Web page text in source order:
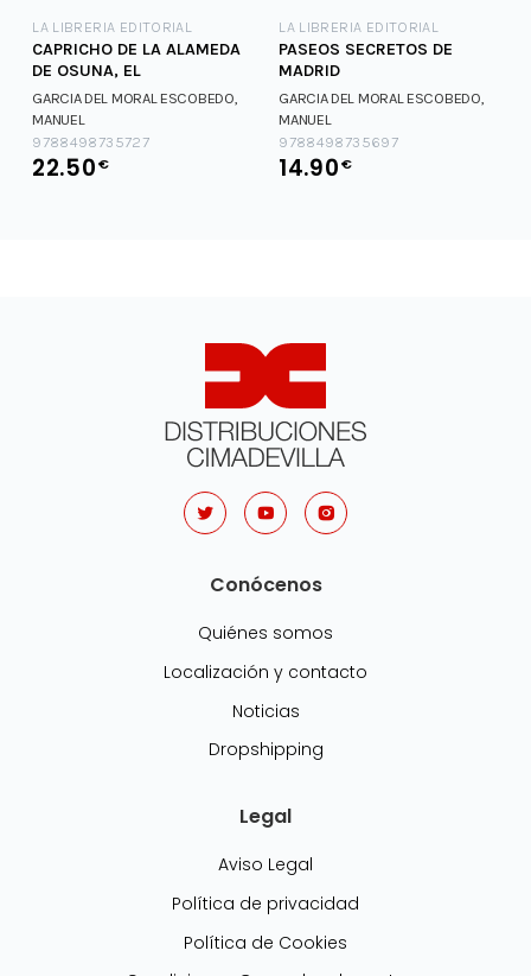
LA LIBRERIA EDITORIAL
CAPRICHO DE LA ALAMEDA
DE OSUNA, EL
GARCIA DEL MORAL ESCOBEDO,
MANUEL
9788498735727
22.50€
LA LIBRERIA EDITORIAL
PASEOS SECRETOS DE
MADRID
GARCIA DEL MORAL ESCOBEDO,
MANUEL
9788498735697
14.90€
Conócenos
Quiénes somos
Localización y contacto
Noticias
Dropshipping
Legal
Aviso Legal
Política de privacidad
Política de Cookies